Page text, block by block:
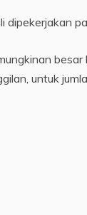
dipekerjakan
untuk